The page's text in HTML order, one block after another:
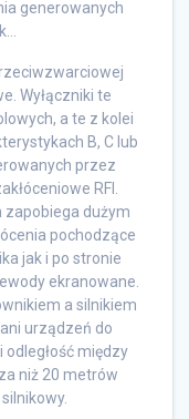
generowanych
Wyłączniki te
a te z kolei
B, C lub
przez
RFI.
zapobiega dużym
pochodzące
jak i po stronie
ekranowane.
a silnikiem
urządzeń do
między
niż 20 metrów